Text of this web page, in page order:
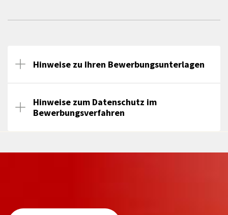
Hinweise zu Ihren Bewerbungsunterlagen
Hinweise zum Datenschutz im
Bewerbungsverfahren